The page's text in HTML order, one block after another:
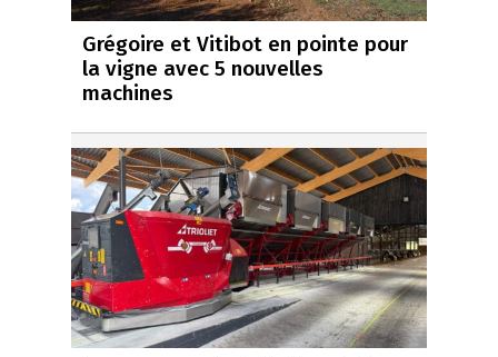
Grégoire et Vitibot en pointe pour
la vigne avec 5 nouvelles
machines